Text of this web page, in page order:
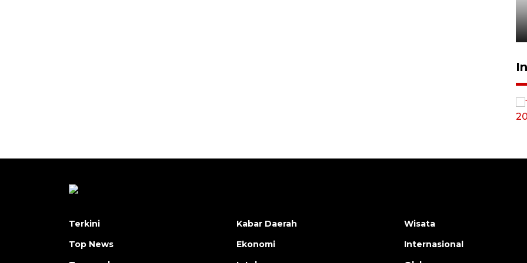
Terkini
Top News
Kabar Daerah
Ekonomi
Wisata
Internasional